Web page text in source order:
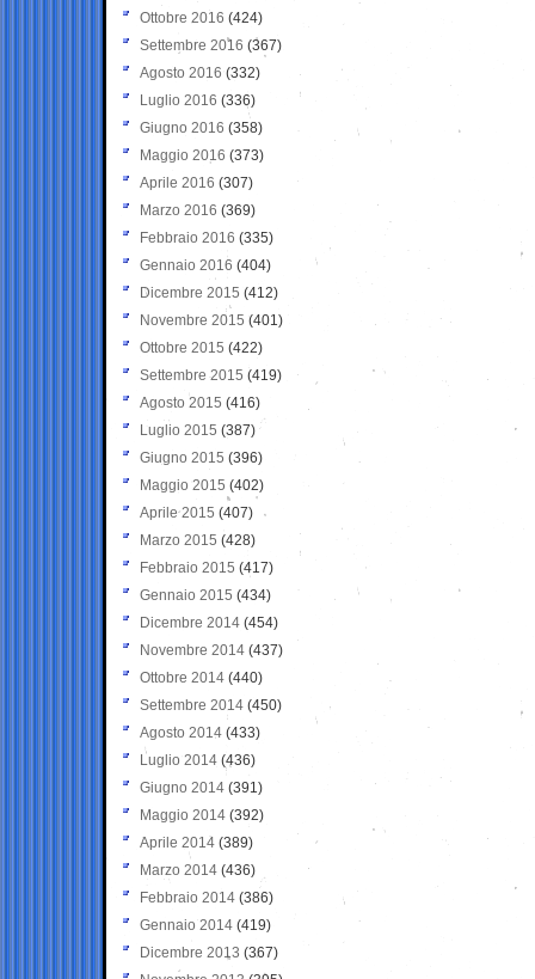
Ottobre 2016 (424)
Settembre 2016 (367)
Agosto 2016 (332)
Luglio 2016 (336)
Giugno 2016 (358)
Maggio 2016 (373)
Aprile 2016 (307)
Marzo 2016 (369)
Febbraio 2016 (335)
Gennaio 2016 (404)
Dicembre 2015 (412)
Novembre 2015 (401)
Ottobre 2015 (422)
Settembre 2015 (419)
Agosto 2015 (416)
Luglio 2015 (387)
Giugno 2015 (396)
Maggio 2015 (402)
Aprile 2015 (407)
Marzo 2015 (428)
Febbraio 2015 (417)
Gennaio 2015 (434)
Dicembre 2014 (454)
Novembre 2014 (437)
Ottobre 2014 (440)
Settembre 2014 (450)
Agosto 2014 (433)
Luglio 2014 (436)
Giugno 2014 (391)
Maggio 2014 (392)
Aprile 2014 (389)
Marzo 2014 (436)
Febbraio 2014 (386)
Gennaio 2014 (419)
Dicembre 2013 (367)